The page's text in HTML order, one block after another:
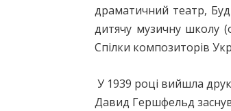
драматичний театр,
дитячу музичну школу
Спілки композиторів
У 1939 році вийшла
Давид Гершфельд